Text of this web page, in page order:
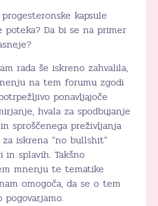
kapsule
poteka? Da bi se na primer
rada še iskreno zahvalila,
na tem forumu zgodi
ponavljajoče
hvala za spodbujanje
sproščenega preživljanja
iskrena “no bullshit”
in splavih. Takšno
mnenju te tematike
omogoča, da se o tem